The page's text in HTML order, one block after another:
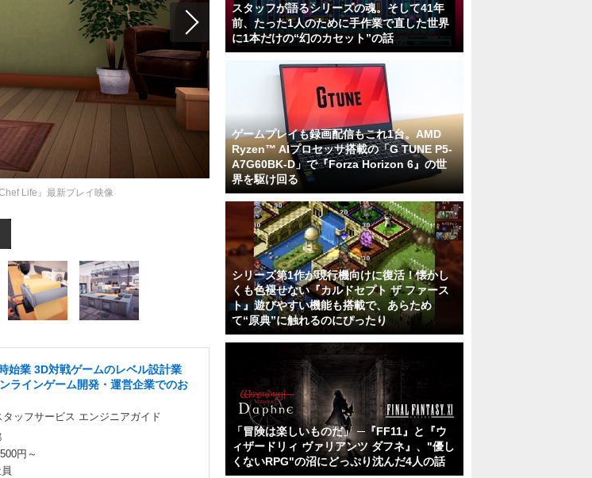
Life』最新プレイ映像
始業 3D対戦ゲームのレベル設計業
ラインゲーム開発・運営企業でのお
タッフサービス エンジニアガイド
円～
スタッフが語るシリーズの魂。そして41年
前、たった1人のために手作業で直した世界
に1本だけの“幻のカセット”の話
ゲームプレイも録画配信もこれ1台。AMD
Ryzen™ AIプロセッサ搭載の「G TUNE P5-
A7G60BK-D」で『Forza Horizon 6』の世
界を駆け回る
シリーズ第1作が現行機向けに復活！懐かし
くも色褪せない『カルドセプト ザ ファース
ト』遊びやすい機能も搭載で、あらため
て“原典”に触れるのにぴったり
「冒険は楽しいものだ」 ─『FF11』と『ウ
ィザードリィ ヴァリアンツ ダフネ』、"優し
くないRPG"の沼にどっぷり沈んだ4人の話